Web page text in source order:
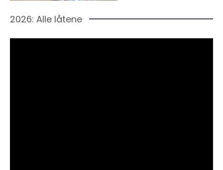
2026: Alle låtene